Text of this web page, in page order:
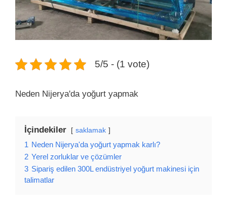
5/5 - (1 vote)
Neden Nijerya'da yoğurt yapmak
İçindekiler saklamak
1 Neden Nijerya'da yoğurt yapmak karlı?
2 Yerel zorluklar ve çözümler
3 Sipariş edilen 300L endüstriyel yoğurt makinesi için
talimatlar